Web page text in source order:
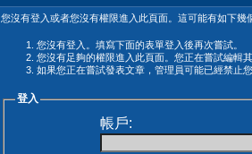
您沒有登入或者您沒有權限進入此頁面。這可能有如下幾
您沒有登入。填寫下面的表單登入後再次嘗試。
您沒有足夠的權限進入此頁面。您正在嘗試編輯
如果您正在嘗試發表文章，管理員可能已經禁止
登入
帳戶: